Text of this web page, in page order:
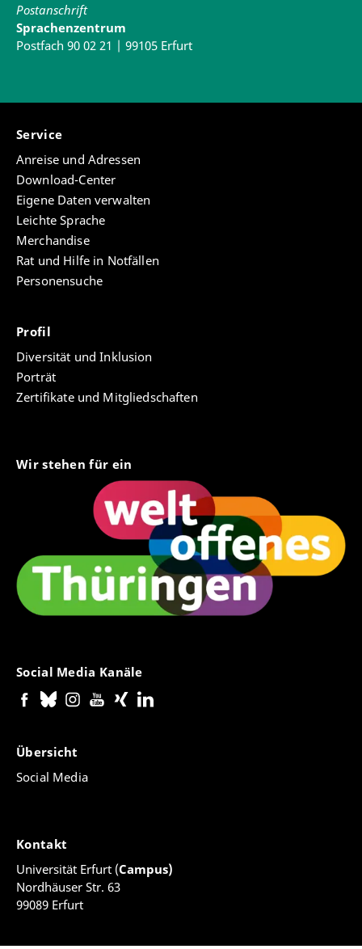
Postanschrift
Sprachenzentrum
Postfach 90 02 21 | 99105 Erfurt
Service
Anreise und Adressen
Download-Center
Eigene Daten verwalten
Leichte Sprache
Merchandise
Rat und Hilfe in Notfällen
Personensuche
Profil
Diversität und Inklusion
Porträt
Zertifikate und Mitgliedschaften
Wir stehen für ein
Social Media Kanäle
Übersicht
Social Media
Kontakt
Universität Erfurt (Campus)
Nordhäuser Str. 63
99089 Erfurt